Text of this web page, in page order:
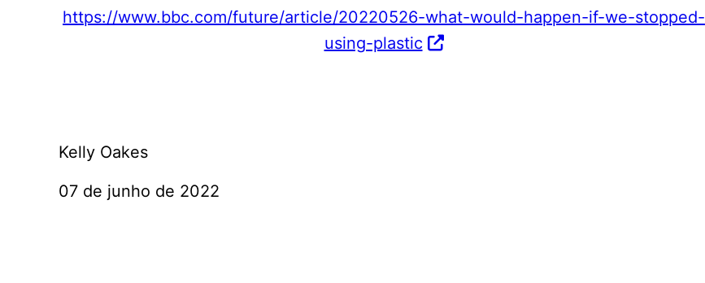
https://www.bbc.com/future/article/20220526-what-would-happen-if-we-stopped-
using-plastic
Kelly Oakes
07 de junho de 2022